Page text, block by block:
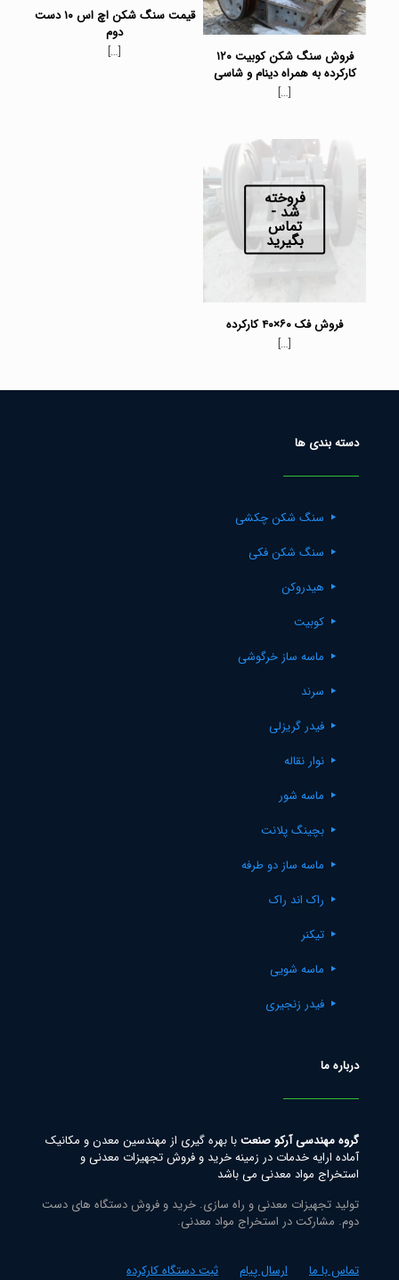
فروش سنگ شکن کوبیت ۱۲۰
کارکرده به همراه دینام و شاسی
[…]
قیمت سنگ شکن اچ اس ۱۰ دست
دوم
[…]
فروخته
شد -
تماس
بگیرید
فروش فک ۶۰×۴۰ کارکرده
[…]
دسته بندی ها
سنگ شکن چکشی
سنگ شکن فکی
هیدروکن
کوبیت
ماسه ساز خرگوشی
سرند
فیدر گریزلی
نوار نقاله
ماسه شور
بچینگ پلانت
ماسه ساز دو طرفه
راک اند راک
تیکنر
ماسه شویی
فیدر زنجیری
درباره ما
گروه مهندسی آرکو صنعتبا بهره گیری از مهندسین معدن و مکانیک
آماده ارایه خدمات در زمینه خرید و فروش تجهیزات معدنی و
استخراج مواد معدنی می باشد
تولید تجهیزات معدنی و راه سازی. خرید و فروش دستگاه های دست
دوم. مشارکت در استخراج مواد معدنی.
تماس با ما ارسال پیام ثبت دستگاه کارکرده